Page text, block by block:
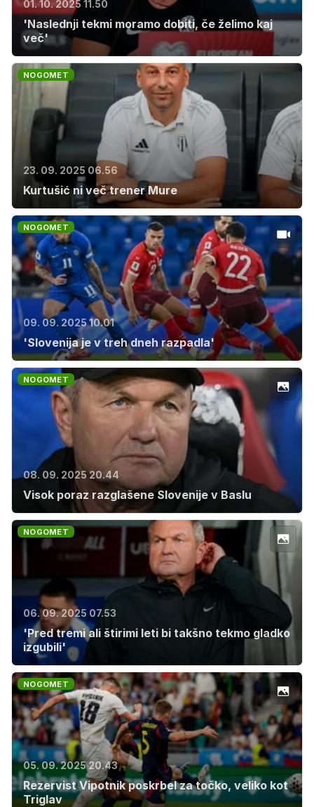
01. 10. 2025 11.50
'Naslednji tekmi moramo dobiti, če želimo kaj
več'
NOGOMET
23. 09. 2025 06.56
Kurtušić ni več trener Mure
NOGOMET
09. 09. 2025 10.01
'Slovenija je v treh dneh razpadla'
NOGOMET
08. 09. 2025 20.44
Visok poraz razglašene Slovenije v Baslu
NOGOMET
06. 09. 2025 07.53
'Pred tremi ali štirimi leti bi takšno tekmo gladko
izgubili'
NOGOMET
05. 09. 2025 20.43
Rezervist Vipotnik poskrbel za točko, veliko kot
Triglav